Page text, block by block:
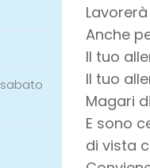
Anche
Il tuo
Il tuo
Magari
E sono
di vista